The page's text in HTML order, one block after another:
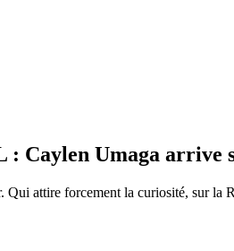
Caylen Umaga arrive
Qui attire forcement la curiosité, sur la